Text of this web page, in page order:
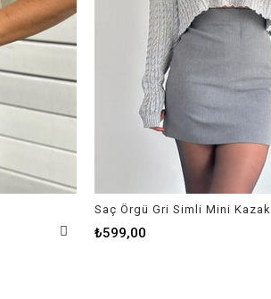
Saç Örgü Gri Simli Mini Kazak
₺599,00